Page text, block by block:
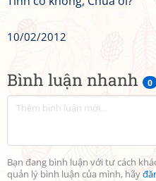
Bình luận nhanh 0
Bạn đang bình luận với tư cách
quản lý bình luận của mình, hãy
10/02/2012